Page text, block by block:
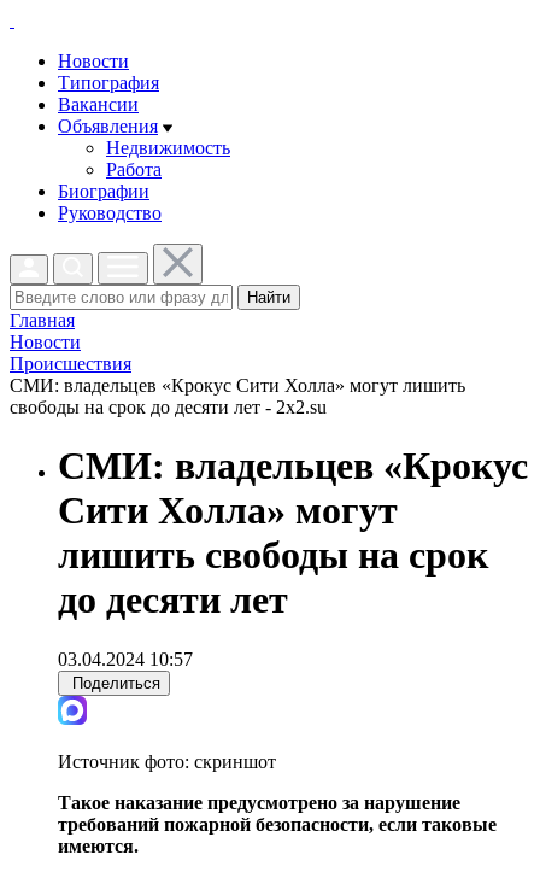
Новости
Типография
Вакансии
Объявления
Недвижимость
Работа
Биографии
Руководство
Найти
Главная
Новости
Проиcшествия
СМИ: владельцев «Крокус Сити Холла» могут лишить
свободы на срок до десяти лет - 2x2.su
СМИ: владельцев «Крокус
Сити Холла» могут
лишить свободы на срок
до десяти лет
03.04.2024 10:57
Поделиться
Источник фото: скриншот
Такое наказание предусмотрено за нарушение
требований пожарной безопасности, если таковые
имеются.